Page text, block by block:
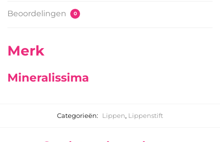
Beoordelingen 0
Merk
Mineralissima
Categorieën: Lippen, Lippenstift